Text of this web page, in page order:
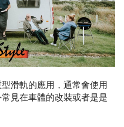
滑軌的應用，通常會使用
見在車體的改裝或者是是